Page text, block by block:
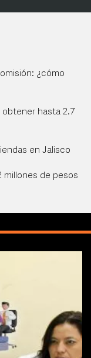
¿cómo
obtener hasta 2.7
en Jalisco
millones de pesos